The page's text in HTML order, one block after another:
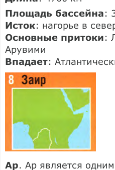
Площадь бассейна:
Исток: нагорье в
Основные притоки:
Арувими
Впадает:
Ар. Ар является